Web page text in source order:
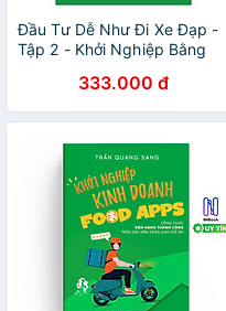
Đầu Tư Dễ Như Đi Xe Đạp -
Tập 2 - Khởi Nghiệp Bằng
333.000 đ